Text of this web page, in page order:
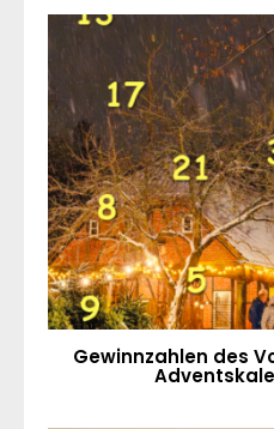
Gewinnzahlen des